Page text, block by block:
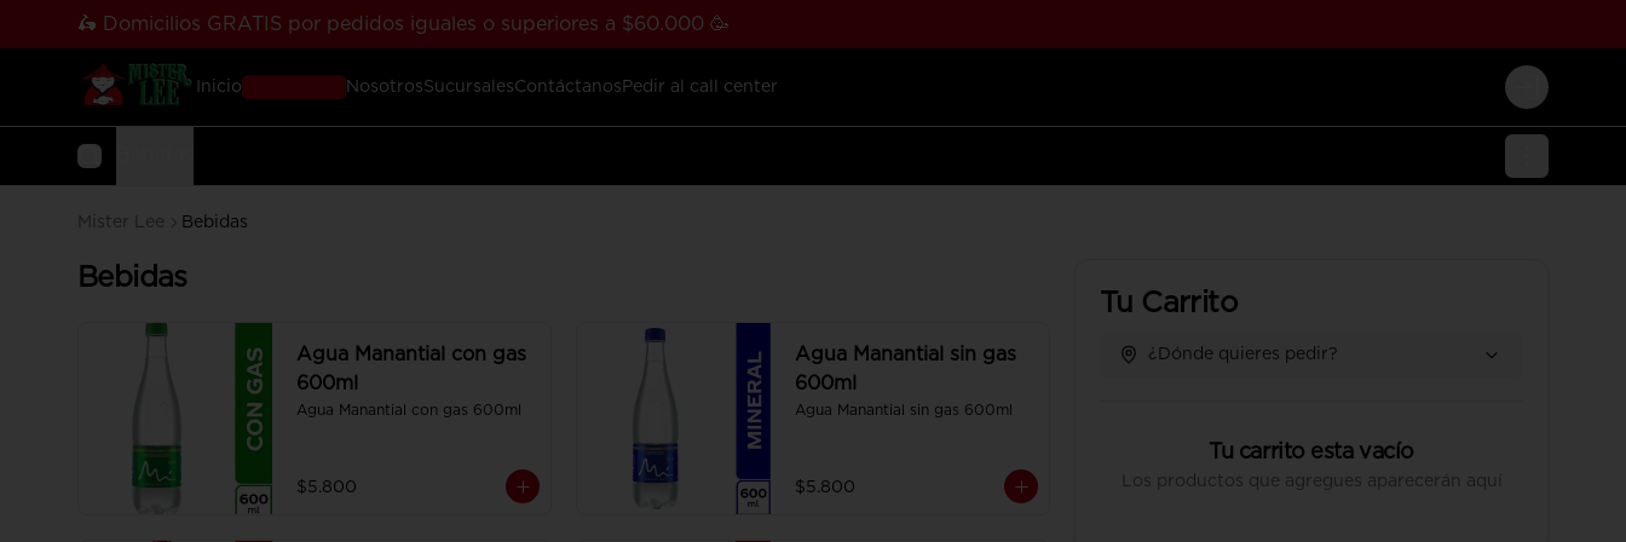
🛵 Domicilios GRATIS por pedidos iguales o superiores a $60.000 🥳
Inicio NosotrosSucursalesContáctanos Pedir al call center
Login
Mister Lee Bebidas
Bebidas
Agua Manantial con gas
600ml
Agua Manantial con gas 600ml
$5.800
Agua Manantial sin gas
600ml
Agua Manantial sin gas 600ml
$5.800
Tu Carrito
¿Dónde quieres pedir?
Tu carrito esta vacío
Los productos que agregues aparecerán aquí